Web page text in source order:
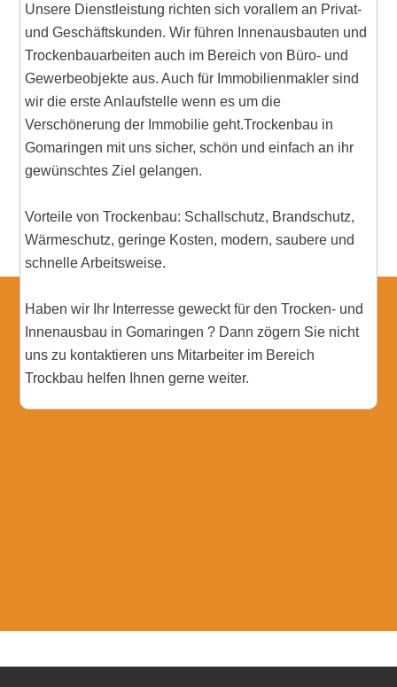
Unsere Dienstleistung richten sich vorallem an Privat-
und Geschäftskunden. Wir führen Innenausbauten und
Trockenbauarbeiten auch im Bereich von Büro- und
Gewerbeobjekte aus. Auch für Immobilienmakler sind
wir die erste Anlaufstelle wenn es um die
Verschönerung der Immobilie geht.Trockenbau in
Gomaringen mit uns sicher, schön und einfach an ihr
gewünschtes Ziel gelangen.
Vorteile von Trockenbau: Schallschutz, Brandschutz,
Wärmeschutz, geringe Kosten, modern, saubere und
schnelle Arbeitsweise.
Haben wir Ihr Interresse geweckt für den Trocken- und
Innenausbau in Gomaringen ? Dann zögern Sie nicht
uns zu kontaktieren uns Mitarbeiter im Bereich
Trockbau helfen Ihnen gerne weiter.